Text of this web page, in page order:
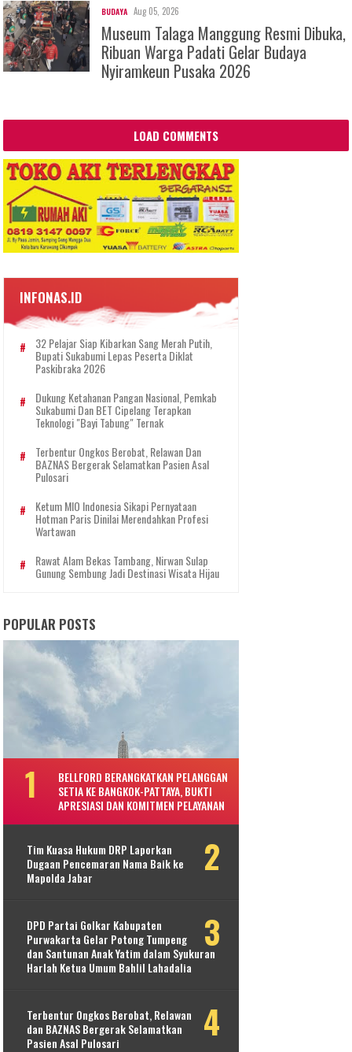
BUDAYA Aug 05, 2026
Museum Talaga Manggung Resmi Dibuka,
Ribuan Warga Padati Gelar Budaya
Nyiramkeun Pusaka 2026
LOAD COMMENTS
INFONAS.ID
32 Pelajar Siap Kibarkan Sang Merah Putih,
Bupati Sukabumi Lepas Peserta Diklat
Paskibraka 2026
Dukung Ketahanan Pangan Nasional, Pemkab
Sukabumi Dan BET Cipelang Terapkan
Teknologi "Bayi Tabung" Ternak
Terbentur Ongkos Berobat, Relawan Dan
BAZNAS Bergerak Selamatkan Pasien Asal
Pulosari
Ketum MIO Indonesia Sikapi Pernyataan
Hotman Paris Dinilai Merendahkan Profesi
Wartawan
Rawat Alam Bekas Tambang, Nirwan Sulap
Gunung Sembung Jadi Destinasi Wisata Hijau
POPULAR POSTS
BELLFORD BERANGKATKAN PELANGGAN
SETIA KE BANGKOK-PATTAYA, BUKTI
APRESIASI DAN KOMITMEN PELAYANAN
Tim Kuasa Hukum DRP Laporkan
Dugaan Pencemaran Nama Baik ke
Mapolda Jabar
DPD Partai Golkar Kabupaten
Purwakarta Gelar Potong Tumpeng
dan Santunan Anak Yatim dalam Syukuran
Harlah Ketua Umum Bahlil Lahadalia
Terbentur Ongkos Berobat, Relawan
dan BAZNAS Bergerak Selamatkan
Pasien Asal Pulosari